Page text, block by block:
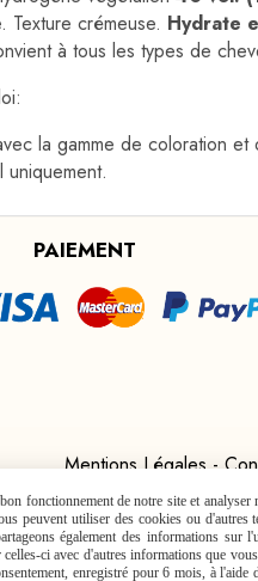
Texture crémeuse. Hydrate
à tous les types de
la gamme de coloration et
PAIEMENT
Mentions Légales
fonctionnement de notre site et
peuvent utiliser des cookies ou
également des informations sur
ci avec d'autres informations que
enregistré pour 6 mois, à